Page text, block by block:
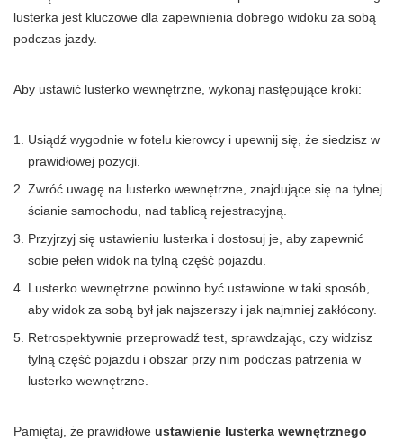
lusterka jest kluczowe dla zapewnienia dobrego widoku za sobą
podczas jazdy.
Aby ustawić lusterko wewnętrzne, wykonaj następujące kroki:
Usiądź wygodnie w fotelu kierowcy i upewnij się, że siedzisz w
prawidłowej pozycji.
Zwróć uwagę na lusterko wewnętrzne, znajdujące się na tylnej
ścianie samochodu, nad tablicą rejestracyjną.
Przyjrzyj się ustawieniu lusterka i dostosuj je, aby zapewnić
sobie pełen widok na tylną część pojazdu.
Lusterko wewnętrzne powinno być ustawione w taki sposób,
aby widok za sobą był jak najszerszy i jak najmniej zakłócony.
Retrospektywnie przeprowadź test, sprawdzając, czy widzisz
tylną część pojazdu i obszar przy nim podczas patrzenia w
lusterko wewnętrzne.
Pamiętaj, że prawidłowe ustawienie lusterka wewnętrznego